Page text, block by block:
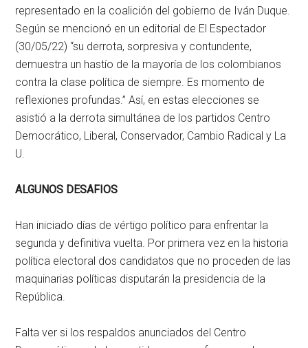
representado en la coalición del gobierno de Iván Duque.
Según se mencionó en un editorial de El Espectador
(30/05/22) “su derrota, sorpresiva y contundente,
demuestra un hastío de la mayoría de los colombianos
contra la clase política de siempre. Es momento de
reflexiones profundas.” Así, en estas elecciones se
asistió a la derrota simultánea de los partidos Centro
Democrático, Liberal, Conservador, Cambio Radical y La
U.
ALGUNOS DESAFIOS
Han iniciado días de vértigo político para enfrentar la
segunda y definitiva vuelta. Por primera vez en la historia
política electoral dos candidatos que no proceden de las
maquinarias políticas disputarán la presidencia de la
República.
Falta ver si los respaldos anunciados del Centro